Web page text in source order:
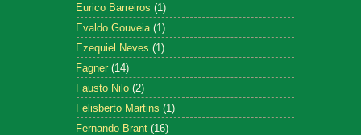
Eurico Barreiros (1)
Evaldo Gouveia (1)
Ezequiel Neves (1)
Fagner (14)
Fausto Nilo (2)
Felisberto Martins (1)
Fernando Brant (16)